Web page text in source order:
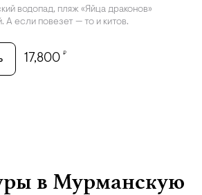
водопад, пляж «Яйца драконов»
А если повезет — то и китов.
17,800 ₽
в Мурманскую